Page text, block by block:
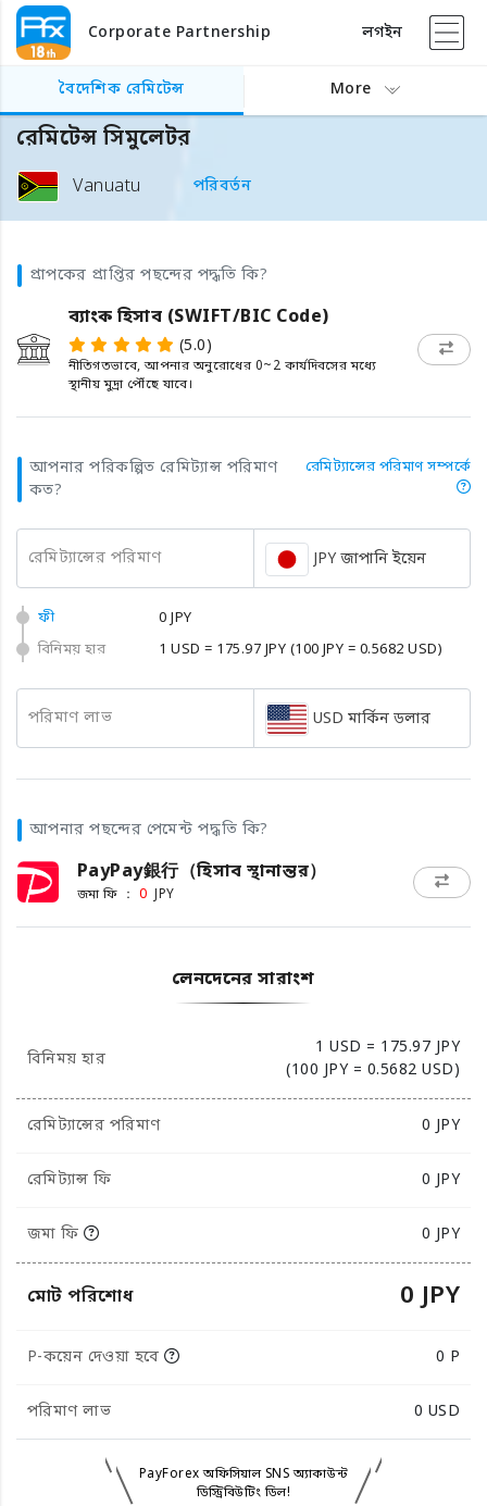
Corporate Partnership লগইন
বৈদেশিক রেমিটেন্স More
রেমিটেন্স সিমুলেটর
Vanuatu পরিবর্তন
প্রাপকের প্রাপ্তির পছন্দের পদ্ধতি কি?
ব্যাংক হিসাব (SWIFT/BIC Code)
(5.0)
নীতিগতভাবে, আপনার অনুরোধের 0~2 কার্যদিবসের মধ্যে
স্থানীয় মুদ্রা পৌঁছে যাবে।
আপনার পরিকল্পিত রেমিট্যান্স পরিমাণ
কত?
রেমিট্যান্সের পরিমাণ সম্পর্কে
রেমিট্যান্সের পরিমাণ JPY জাপানি ইয়েন
ফী
0 JPY
বিনিময় হার
1 USD = 175.97 JPY (100 JPY = 0.5682 USD)
পরিমাণ লাভ USD মার্কিন ডলার
আপনার পছন্দের পেমেন্ট পদ্ধতি কি?
PayPay銀行（হিসাব স্থানান্তর）
জমা ফি ： 0 JPY
লেনদেনের সারাংশ
বিনিময় হার
1 USD = 175.97 JPY
(100 JPY = 0.5682 USD)
রেমিট্যান্সের পরিমাণ 0 JPY
রেমিট্যান্স ফি 0 JPY
জমা ফি 0 JPY
মোট পরিশোধ 0 JPY
P-কয়েন দেওয়া হবে 0 P
পরিমাণ লাভ 0 USD
PayForex অফিসিয়াল SNS অ্যাকাউন্ট
ডিস্ট্রিবিউটিং ডিল!